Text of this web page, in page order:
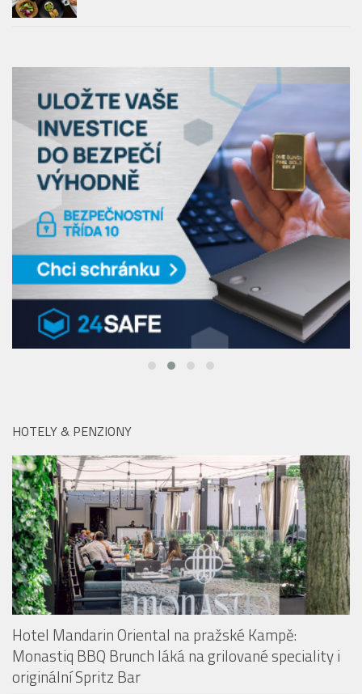
HOTELY & PENZIONY
Hotel Mandarin Oriental na pražské Kampě:
Monastiq BBQ Brunch láká na grilované speciality i
originální Spritz Bar